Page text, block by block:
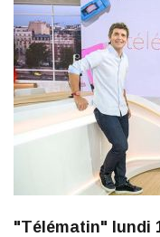
"Télématin" lundi